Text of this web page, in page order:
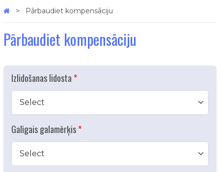
Pārbaudiet kompensāciju
Pārbaudiet kompensāciju
Izlidošanas lidosta
Select
Galīgais galamērķis
Select